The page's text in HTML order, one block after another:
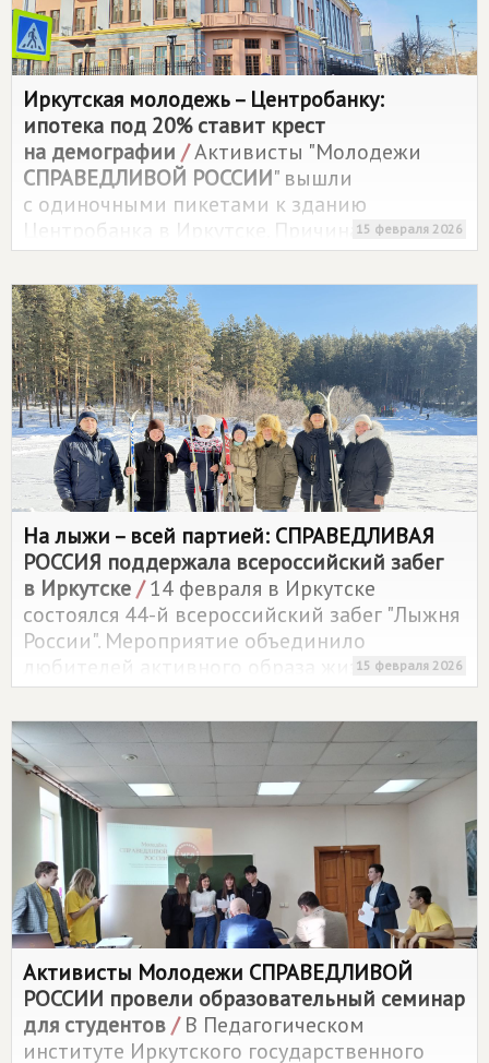
Иркутская молодежь – Центробанку:
ипотека под 20% ставит крест
на демографии /Активисты "Молодежи
СПРАВЕДЛИВОЙ РОССИИ" вышли
с одиночными пикетами к зданию
Центробанка в Иркутске. Причина –
непосильная ипотека, которая ставит крест
на будущем молодых семей.
15 февраля 2026
На лыжи – всей партией: СПРАВЕДЛИВАЯ
РОССИЯ поддержала всероссийский забег
в Иркутске/14 февраля в Иркутске
состоялся 44-й всероссийский забег "Лыжня
России". Мероприятие объединило
любителей активного образа жизни,
готовых провести выходной день
на свежем воздухе. Депутат
Законодательного Собрания Лариса Егорова
вместе с активистами регионального
отделения партии
СПРАВЕДЛИВОЙ РОССИИ
и членами партийной молодежной
организации присоединилась
к спортивному празднику.
15 февраля 2026
Активисты Молодежи СПРАВЕДЛИВОЙ
РОССИИ провели образовательный семинар
для студентов/В Педагогическом
институте Иркутского государственного